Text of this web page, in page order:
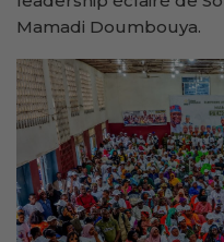
Mamadi Doumbouya.